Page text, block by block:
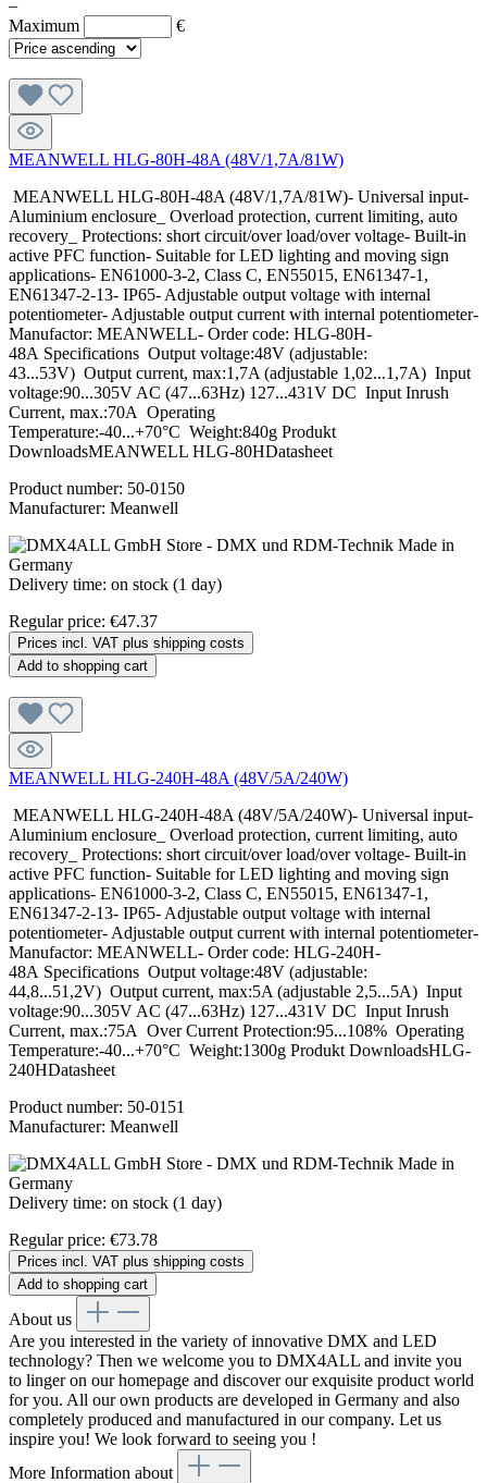
–
Maximum
€
MEANWELL HLG-80H-48A (48V/1,7A/81W)
MEANWELL HLG-80H-48A (48V/1,7A/81W)- Universal input-
Aluminium enclosure_ Overload protection, current limiting, auto
recovery_ Protections: short circuit/over load/over voltage- Built-in
active PFC function- Suitable for LED lighting and moving sign
applications- EN61000-3-2, Class C, EN55015, EN61347-1,
EN61347-2-13- IP65- Adjustable output voltage with internal
potentiometer- Adjustable output current with internal potentiometer-
Manufactor: MEANWELL- Order code: HLG-80H-
48A Specifications Output voltage:48V (adjustable:
43...53V) Output current, max:1,7A (adjustable 1,02...1,7A) Input
voltage:90...305V AC (47...63Hz) 127...431V DC Input Inrush
Current, max.:70A Operating
Temperature:-40...+70°C Weight:840g Produkt
DownloadsMEANWELL HLG-80HDatasheet
Product number: 50-0150
Manufacturer: Meanwell
Delivery time: on stock (1 day)
Regular price: €47.37
Prices incl. VAT plus shipping costs
Add to shopping cart
MEANWELL HLG-240H-48A (48V/5A/240W)
MEANWELL HLG-240H-48A (48V/5A/240W)- Universal input-
Aluminium enclosure_ Overload protection, current limiting, auto
recovery_ Protections: short circuit/over load/over voltage- Built-in
active PFC function- Suitable for LED lighting and moving sign
applications- EN61000-3-2, Class C, EN55015, EN61347-1,
EN61347-2-13- IP65- Adjustable output voltage with internal
potentiometer- Adjustable output current with internal potentiometer-
Manufactor: MEANWELL- Order code: HLG-240H-
48A Specifications Output voltage:48V (adjustable:
44,8...51,2V) Output current, max:5A (adjustable 2,5...5A) Input
voltage:90...305V AC (47...63Hz) 127...431V DC Input Inrush
Current, max.:75A Over Current Protection:95...108% Operating
Temperature:-40...+70°C Weight:1300g Produkt DownloadsHLG-
240HDatasheet
Product number: 50-0151
Manufacturer: Meanwell
Delivery time: on stock (1 day)
Regular price: €73.78
Prices incl. VAT plus shipping costs
Add to shopping cart
About us
Are you interested in the variety of innovative DMX and LED
technology? Then we welcome you to DMX4ALL and invite you
to linger on our homepage and discover our exquisite product world
for you. All our own products are developed in Germany and also
completely produced and manufactured in our company. Let us
inspire you! We look forward to seeing you !
More Information about